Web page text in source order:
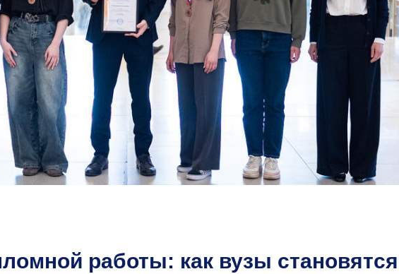
работы: как вузы становятся